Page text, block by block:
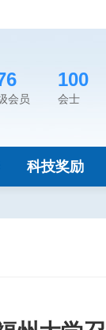
会员
100
会士
科技奖励